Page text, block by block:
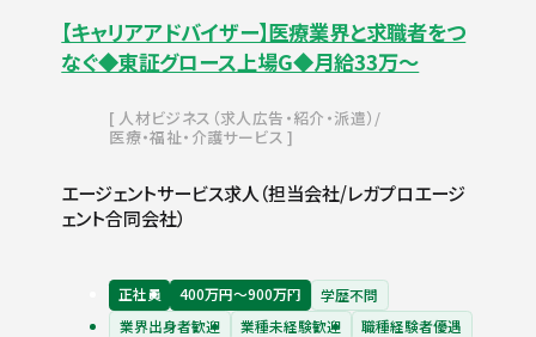
【キャリアアドバイザー】医療業界と求職者をつ
なぐ◆東証グロース上場G◆月給33万〜
人材ビジネス（求人広告・紹介・派遣）
医療・福祉・介護サービス
エージェントサービス求人（担当会社/レガプロエージ
ェント合同会社）
正社員 400万円〜900万円
学歴不問
業界出身者歓迎
業種未経験歓迎 職種経験者優遇